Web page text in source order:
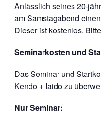
Anlässlich seines 20-
am Samstagabend
Dieser ist kostenlos.
Seminarkosten und
Das Seminar und
Kendo + Iaido zu
Nur Seminar: